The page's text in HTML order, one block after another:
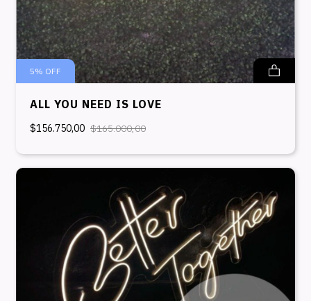
5% OFF
ALL YOU NEED IS LOVE
$156.750,00 $165.000,00